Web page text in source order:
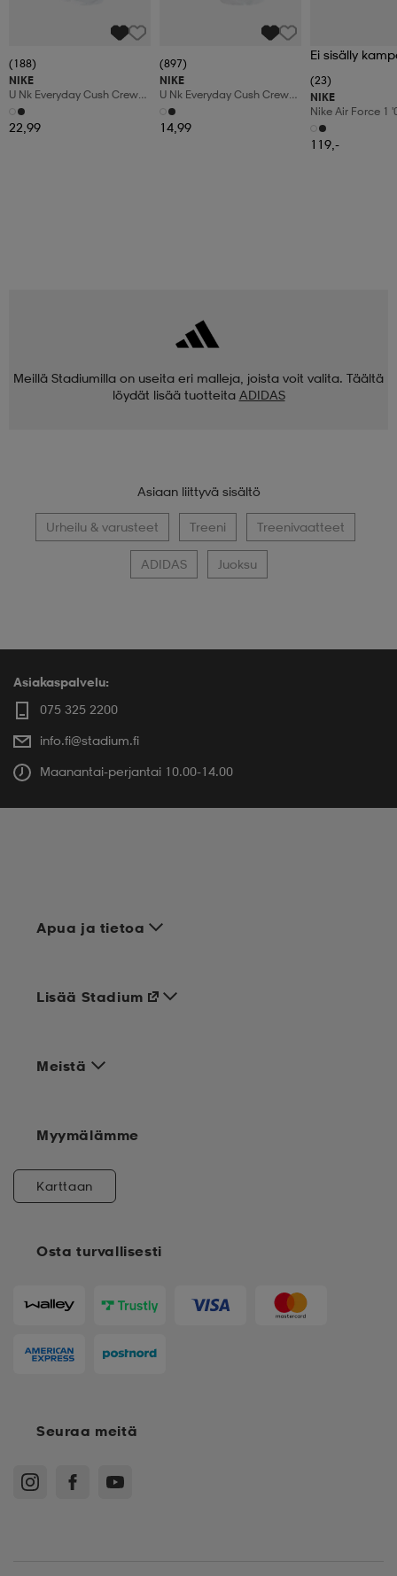
(188)
NIKE
U Nk Everyday Cush Crew
6pr-Bd
22,99
(897)
NIKE
U Nk Everyday Cush Crew
3pr
14,99
Ei sisälly
(23)
NIKE
Nike Air Force 1
Shoes
119,-
Meillä Stadiumilla on useita eri malleja, joista voit valita. Täältä
löydät lisää tuotteita ADIDAS
Asiaan liittyvä sisältö
Urheilu & varusteet Treeni Treenivaatteet
ADIDAS Juoksu
Asiakaspalvelu:
075 325 2200
info.fi@stadium.fi
Maanantai-perjantai 10.00-14.00
Apua ja tietoa
Meistä
Osta turvallisesti
Lisää Stadium
Myymälämme
Karttaan
Seuraa meitä